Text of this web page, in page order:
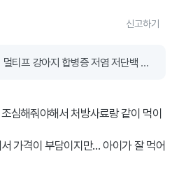
신고하기
하이독 케어브이 멀티프 강아지 합병증 저염 저단백 처방식 (1kg)
심해줘야해서 처방사료랑 같이 먹이
가격이 부담이지만... 아이가 잘 먹어